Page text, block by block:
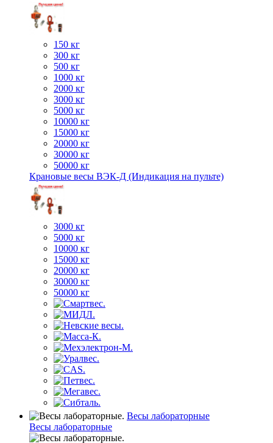
150 кг
300 кг
500 кг
1000 кг
2000 кг
3000 кг
5000 кг
10000 кг
15000 кг
20000 кг
30000 кг
50000 кг
Крановые весы ВЭК-Д (Индикация на пульте)
3000 кг
5000 кг
10000 кг
15000 кг
20000 кг
30000 кг
50000 кг
Весы лабораторные
Весы лабораторные